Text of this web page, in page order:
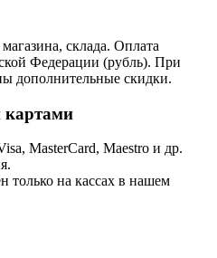
склада. Оплата
Федерации (рубль). При
дополнительные скидки.
картами
MasterCard, Maestro и др.
на кассах в нашем